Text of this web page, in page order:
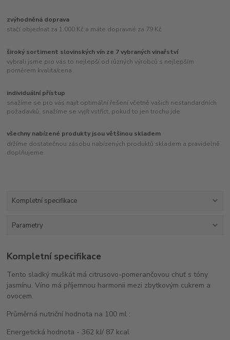
zvýhodněná doprava
stačí objednat za 1.000 Kč a máte dopravné za 79 Kč
široký sortiment slovinských vín ze 7 vybraných vinařství
vybrali jsme pro vás to nejlepší od různých výrobců s nejlepším
poměrem kvalita/cena
individuální přístup
snažíme se pro vás najít optimální řešení včetně vašich nestandardních
požadavků, snažíme se vyjít vstříct, pokud to jen trochu jde
všechny nabízené produkty jsou většinou skladem
držíme dostatečnou zásobu nabízených produktů skladem a pravidelně
doplňujeme
Kompletní specifikace
Parametry
Kompletní specifikace
Tento sladký muškát má citrusovo-pomerančovou chuť s tóny
jasmínu. Víno má příjemnou harmonii mezi zbytkovým cukrem a
ovocem.
Průměrná nutriční hodnota na 100 ml :
Energetická hodnota - 362 kJ/ 87 kcal